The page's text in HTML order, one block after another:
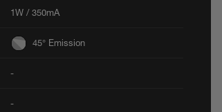
1W / 350mA
45° Emission
-
-